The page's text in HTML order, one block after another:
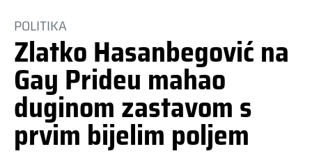
POLITIKA
Zlatko Hasanbegović na
Gay Prideu mahao
duginom zastavom s
prvim bijelim poljem